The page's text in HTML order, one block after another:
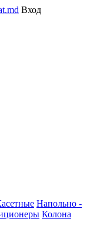
Вход
Напольно -
Колона